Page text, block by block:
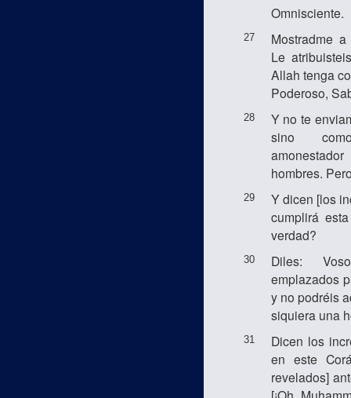
Omnisciente.
27
Mostradme
Le
Allah tenga
Poderoso,
28
Y no te
sino
hombres.
29
Y dicen [los
cumplirá
verdad?
30
Diles:
emplazados
y no podréis
siquiera una
31
Dicen los
en este
revelados]